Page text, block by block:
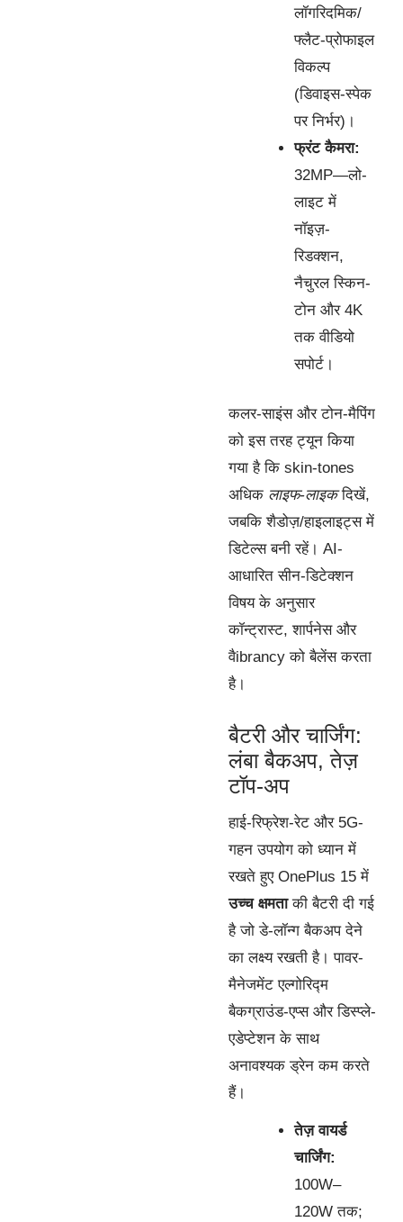
लॉगरिदमिक/
फ्लैट-प्रोफाइल
विकल्प
(डिवाइस-स्पेक
पर निर्भर)।
फ्रंट कैमरा:
32MP—लो-
लाइट में
नॉइज़-
रिडक्शन,
नैचुरल स्किन-
टोन और 4K
तक वीडियो
सपोर्ट।
कलर-साइंस और टोन-मैपिंग
को इस तरह ट्यून किया
गया है कि skin-tones
अधिक लाइफ-लाइकदिखें,
जबकि शैडोज़/हाइलाइट्स में
डिटेल्स बनी रहें। AI-
आधारित सीन-डिटेक्शन
विषय के अनुसार
कॉन्ट्रास्ट, शार्पनेस और
वैibrancy को बैलेंस करता
है।
बैटरी और चार्जिंग:
लंबा बैकअप, तेज़
टॉप-अप
हाई-रिफ्रेश-रेट और 5G-
गहन उपयोग को ध्यान में
रखते हुए OnePlus 15 में
उच्च क्षमताकी बैटरी दी गई
है जो डे-लॉन्ग बैकअप देने
का लक्ष्य रखती है। पावर-
मैनेजमेंट एल्गोरिद्म
बैकग्राउंड-एप्स और डिस्प्ले-
एडेप्टेशन के साथ
अनावश्यक ड्रेन कम करते
हैं।
तेज़ वायर्ड
चार्जिंग:
100W–
120W तक;